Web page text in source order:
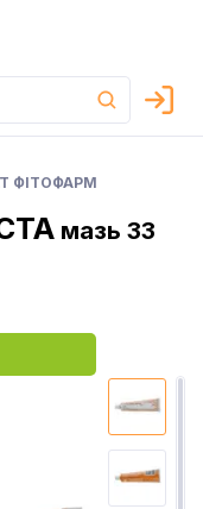
ФІТОФАРМ
мазь 33